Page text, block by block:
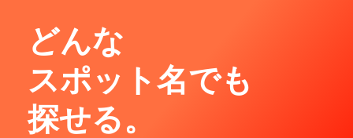
どんな
スポット名でも
探せる。